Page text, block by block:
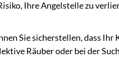
Ihre Angelstelle zu
Sie sicherstellen, dass
Räuber oder bei der